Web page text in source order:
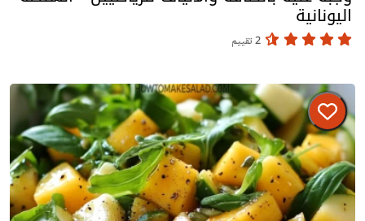
اليونانية
2 تقييم